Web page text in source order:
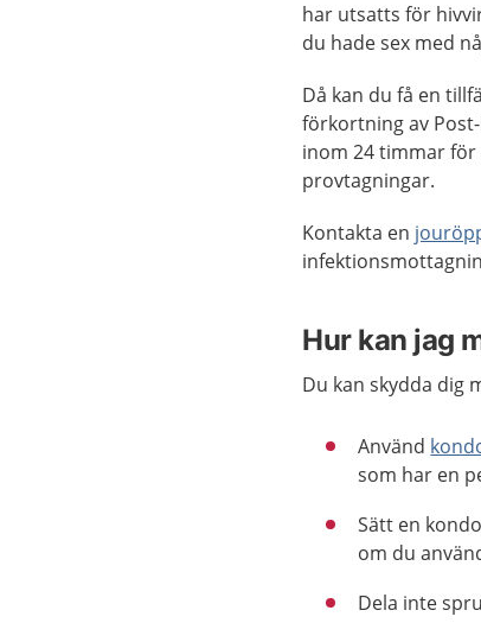
har utsatts för
du hade sex med
Då kan du få en
förkortning av
inom 24 timmar för
provtagningar.
Kontakta en
Hur kan jag
Du kan skydda dig
Använd
som har en
Sätt en
om du
Dela inte